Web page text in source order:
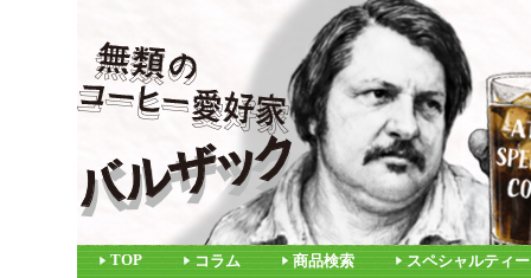
TOP コラム 商品検索 スペシャルティ